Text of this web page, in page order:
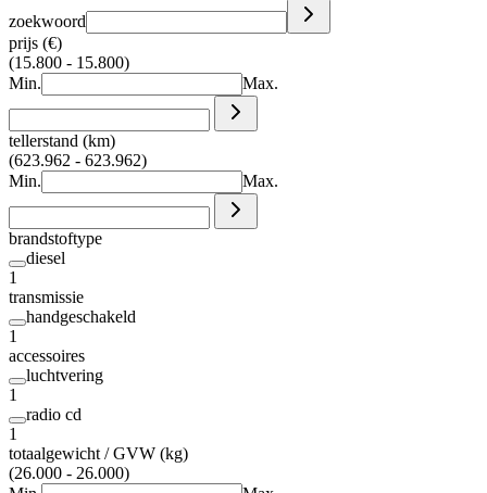
zoekwoord
prijs (€)
(15.800 - 15.800)
Min.
Max.
tellerstand (km)
(623.962 - 623.962)
Min.
Max.
brandstoftype
diesel
1
transmissie
handgeschakeld
1
accessoires
luchtvering
1
radio cd
1
totaalgewicht / GVW (kg)
(26.000 - 26.000)